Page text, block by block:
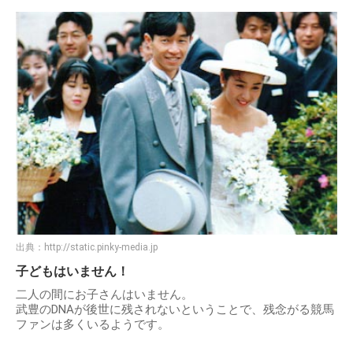
出典： http://static.pinky-media.jp
子どもはいません！
二人の間にお子さんはいません。
武豊のDNAが後世に残されないということで、残念がる競馬
ファンは多くいるようです。